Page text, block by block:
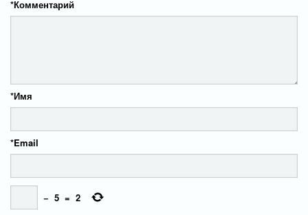
Комментарий
*
Имя
*
Email
*
− 5 = 2